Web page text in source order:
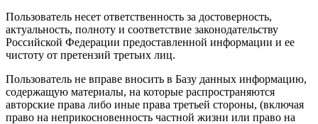
Пользователь несет ответственность за достоверность,
актуальность, полноту и соответствие законодательству
Российской Федерации предоставленной информации и ее
чистоту от претензий третьих лиц.
Пользователь не вправе вносить в Базу данных информацию,
содержащую материалы, на которые распространяются
авторские права либо иные права третьей стороны, (включая
право на неприкосновенность частной жизни или право на